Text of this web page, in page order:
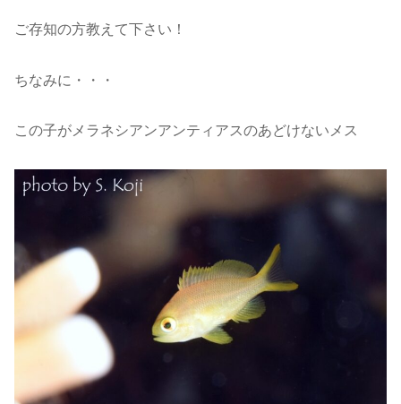
ご存知の方教えて下さい！
ちなみに・・・
この子がメラネシアンアンティアスのあどけないメス